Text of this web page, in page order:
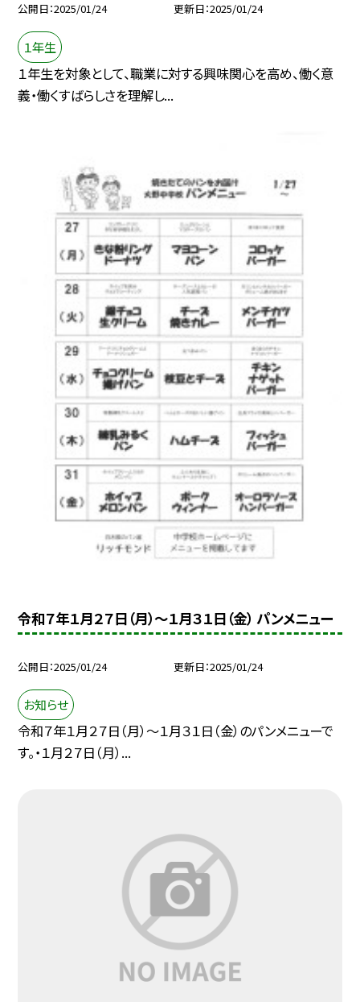
公開日 2025/01/24 更新日 2025/01/24
１年生
１年生を対象として、職業に対する興味関心を高め、働く意
義・働くすばらしさを理解し...
令和７年１月２７日（月）～１月３１日（金） パンメニュー
公開日 2025/01/24 更新日 2025/01/24
お知らせ
令和７年１月２７日（月）～１月３１日（金）のパンメニューで
す。・１月２７日（月）...